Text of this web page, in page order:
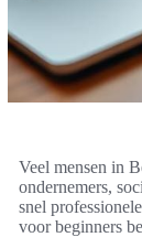
Veel mensen in
ondernemers,
snel
voor beginners